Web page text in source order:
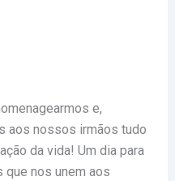
e,
aos nossos irmãos tudo
da vida! Um dia para
que nos unem aos